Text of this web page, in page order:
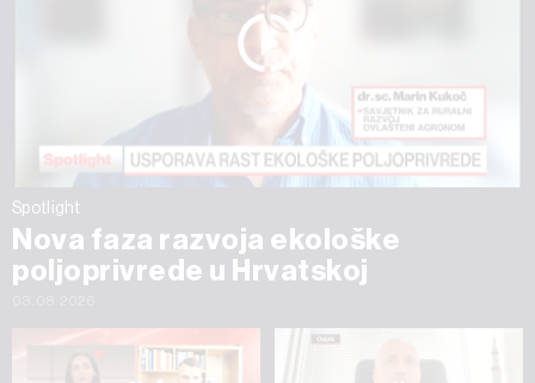
Spotlight
Nova faza razvoja ekološke
poljoprivrede u Hrvatskoj